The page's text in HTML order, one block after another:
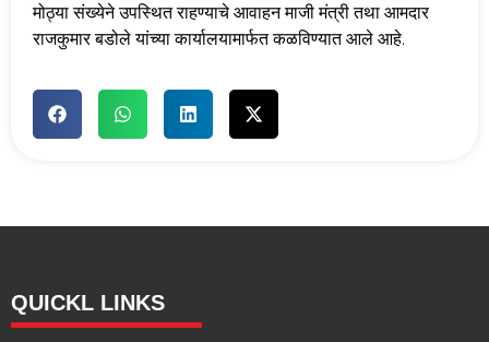
मोठ्या संख्येने उपस्थित राहण्याचे आवाहन माजी मंत्री तथा आमदार
राजकुमार बडोले यांच्या कार्यालयामार्फत कळविण्यात आले आहे.
QUICKL LINKS